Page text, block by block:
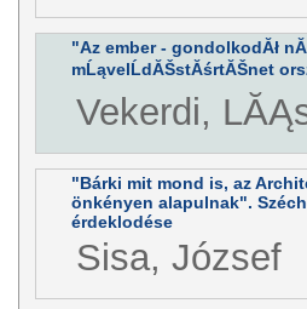
"Az ember - gondolkodĂł
mĹąvelĹdĂŠstĂśrtĂŠnet
Vekerdi,
"Bárki mit mond is, az
önkényen alapulnak".
érdeklodése
Sisa, József